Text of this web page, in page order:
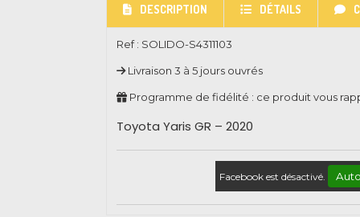
DESCRIPTION DÉTAILS
Ref : SOLIDO-S4311103
Livraison 3 à 5 jours ouvrés
Programme de fidélité : ce produit vous
Toyota Yaris GR – 2020
Facebook est désactivé.